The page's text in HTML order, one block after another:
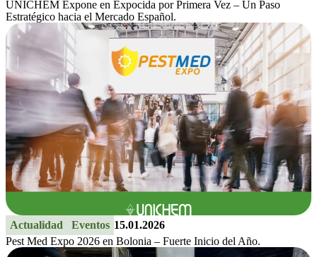
UNICHEM Expone en Expocida por Primera Vez – Un Paso
Estratégico hacia el Mercado Español.
Actualidad Eventos 15.01.2026
Pest Med Expo 2026 en Bolonia – Fuerte Inicio del Año.